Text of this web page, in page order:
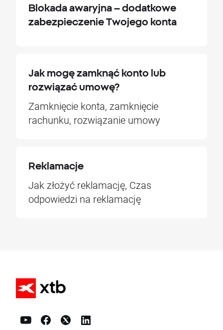
Blokada awaryjna – dodatkowe
zabezpieczenie Twojego konta
Jak mogę zamknąć konto lub
rozwiązać umowę?
Zamknięcie konta, zamknięcie
rachunku, rozwiązanie umowy
Reklamacje
Jak złożyć reklamację, Czas
odpowiedzi na reklamację